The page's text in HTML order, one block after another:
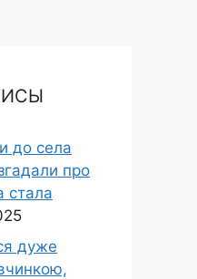
до села
про
стала
дуже